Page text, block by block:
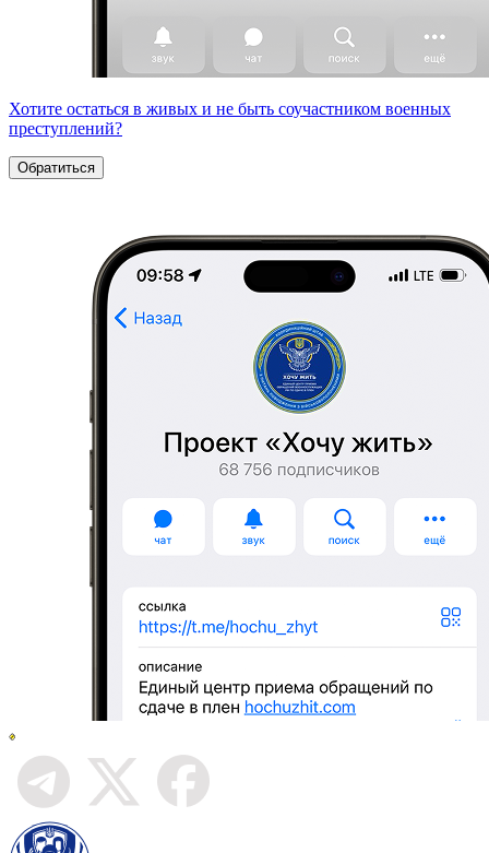
Хотите остаться в живых и не быть соучастником военных
преступлений?
Обратиться